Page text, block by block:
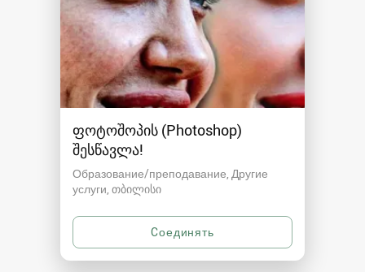
ფოტოშოპის (Photoshop)
შესწავლა!
Образование/преподавание, Другие
услуги თბილისი